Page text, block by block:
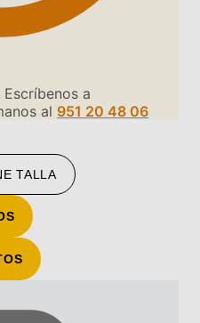
a
al 951 20 48 06
TALLA